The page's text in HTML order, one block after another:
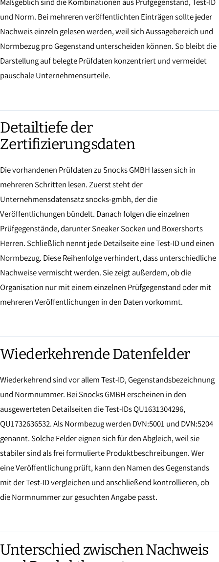
und Norm. Bei mehreren veröffentlichten Einträgen sollte jeder
Nachweis einzeln gelesen werden, weil sich Aussagebereich und
Normbezug pro Gegenstand unterscheiden können. So bleibt die
Darstellung auf belegte Prüfdaten konzentriert und vermeidet
pauschale Unternehmensurteile.
Detailtiefe der
Zertifizierungsdaten
Die vorhandenen Prüfdaten zu Snocks GMBH lassen sich in
mehreren Schritten lesen. Zuerst steht der
Unternehmensdatensatz snocks-gmbh, der die
Veröffentlichungen bündelt. Danach folgen die einzelnen
Prüfgegenstände, darunter Sneaker Socken und Boxershorts
Herren. Schließlich nennt jede Detailseite eine Test-ID und einen
Normbezug. Diese Reihenfolge verhindert, dass unterschiedliche
Nachweise vermischt werden. Sie zeigt außerdem, ob die
Organisation nur mit einem einzelnen Prüfgegenstand oder mit
mehreren Veröffentlichungen in den Daten vorkommt.
Wiederkehrende Datenfelder
Wiederkehrend sind vor allem Test-ID, Gegenstandsbezeichnung
und Normnummer. Bei Snocks GMBH erscheinen in den
ausgewerteten Detailseiten die Test-IDs QU1631304296,
QU1732636532. Als Normbezug werden DVN:5001 und DVN:5204
genannt. Solche Felder eignen sich für den Abgleich, weil sie
stabiler sind als frei formulierte Produktbeschreibungen. Wer
eine Veröffentlichung prüft, kann den Namen des Gegenstands
mit der Test-ID vergleichen und anschließend kontrollieren, ob
die Normnummer zur gesuchten Angabe passt.
Unterschied zwischen Nachweis